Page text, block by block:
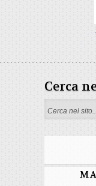
Cerca
Form di